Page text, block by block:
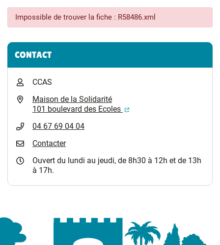
Impossible de trouver la fiche : R58486.xml
Informations complémentaires
CONTACT
CCAS
Maison de la Solidarité
101 boulevard des Ecoles
(ouverture dans un
04 67 69 04 04
Contacter
Ouvert du lundi au jeudi, de 8h30 à 12h et de 13h
à 17h.